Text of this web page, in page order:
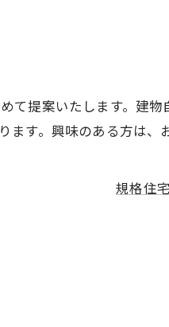
て提案いたします。建物
ます。興味のある方は、
規格住